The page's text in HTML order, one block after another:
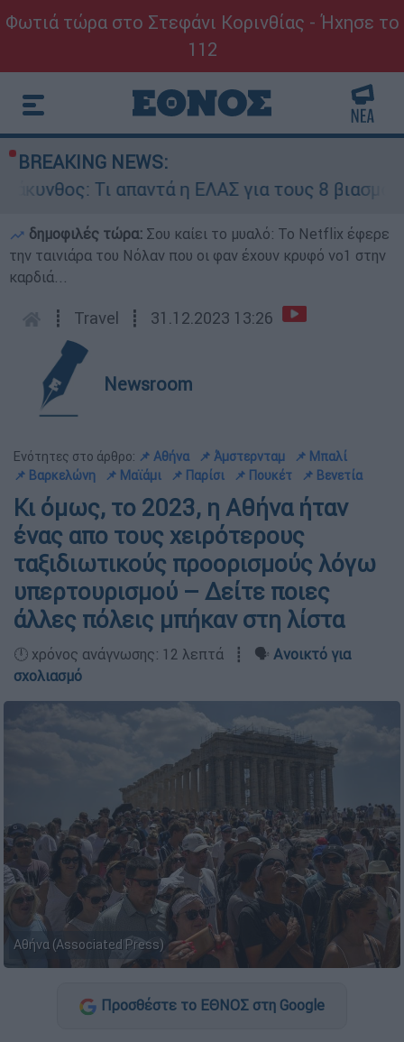
Φωτιά τώρα στο Στεφάνι Κορινθίας - Ήχησε το
112
BREAKING NEWS:
η ΕΛΑΣ για τους 8 βιασμούς τουριστριών -
δημοφιλές τώρα: Σου καίει το μυαλό: Το Netflix έφερε
την ταινιάρα του Νόλαν που οι φαν έχουν κρυφό νο1 στην
καρδιά...
┋ Travel ┋ 31.12.2023 13:26
Newsroom
Ενότητες στο άρθρο: 📌 Αθήνα 📌 Άμστερνταμ
📌 Μπαλί
📌 Βαρκελώνη
📌 Μαϊάμι 📌 Παρίσι 📌 Πουκέτ 📌 Βενετία
Κι όμως, το 2023, η Αθήνα ήταν
ένας απο τους χειρότερους
ταξιδιωτικούς προορισμούς λόγω
υπερτουρισμού – Δείτε ποιες
άλλες πόλεις μπήκαν στη λίστα
🕛 χρόνος ανάγνωσης: 12 λεπτά ┋ 🗣️ Ανοικτό για
σχολιασμό
Αθήνα (Associated Press)
Προσθέστε το ΕΘΝΟΣ στη Google